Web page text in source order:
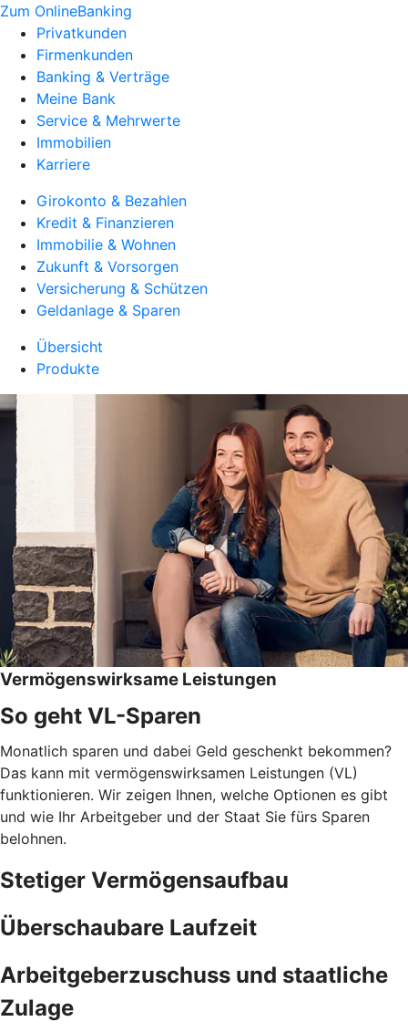
Zum OnlineBanking
Privatkunden
Firmenkunden
Banking & Verträge
Meine Bank
Service & Mehrwerte
Immobilien
Karriere
Girokonto & Bezahlen
Kredit & Finanzieren
Immobilie & Wohnen
Zukunft & Vorsorgen
Versicherung & Schützen
Geldanlage & Sparen
Übersicht
Produkte
Vermögenswirksame Leistungen
So geht VL-Sparen
Monatlich sparen und dabei Geld geschenkt bekommen?
Das kann mit vermögenswirksamen Leistungen (VL)
funktionieren. Wir zeigen Ihnen, welche Optionen es gibt
und wie Ihr Arbeitgeber und der Staat Sie fürs Sparen
belohnen.
Stetiger Vermögensaufbau
Überschaubare Laufzeit
Arbeitgeberzuschuss und staatliche
Zulage